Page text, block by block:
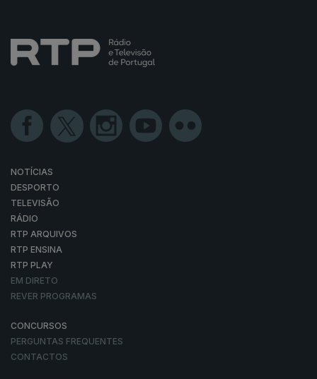
NOTÍCIAS
DESPORTO
TELEVISÃO
RÁDIO
RTP ARQUIVOS
RTP ENSINA
RTP PLAY
EM DIRETO
REVER PROGRAMAS
CONCURSOS
PERGUNTAS FREQUENTES
CONTACTOS